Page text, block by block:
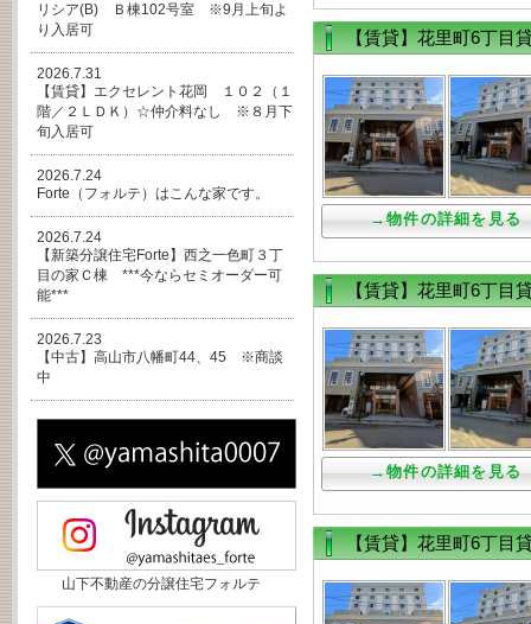
【賃貸】花里町6丁目
→物件の詳細を見る
【賃貸】花里町6丁目
→物件の詳細を見る
【賃貸】花里町6丁目
リシア(B) Ｂ棟102号室 ※9月上旬よ
り入居可
2026.7.31
【賃貸】エクセレント花岡 １０２（１
階／２ＬＤＫ）☆仲介料なし ※８月下
旬入居可
2026.7.24
Forte（フォルテ）はこんな家です。
2026.7.24
【新築分譲住宅Forte】西之一色町３丁
目の家Ｃ棟 ***今ならセミオーダー可
能***
2026.7.23
【中古】高山市八幡町44、45 ※商談
中
山下不動産の分譲住宅フォルテ